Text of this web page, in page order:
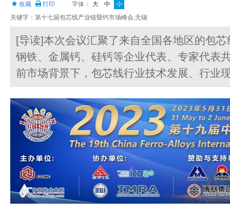
收藏 打印 字体： 大 中
小
关键字：第十七届包芯线产业链暨钙市场峰会,无锡
[导读]本次会议汇聚了来自全国各地区的包
钢铁、金属钙、硅钙等企业代表、专家代表
前市场背景下，包芯线行业技术发展、行业